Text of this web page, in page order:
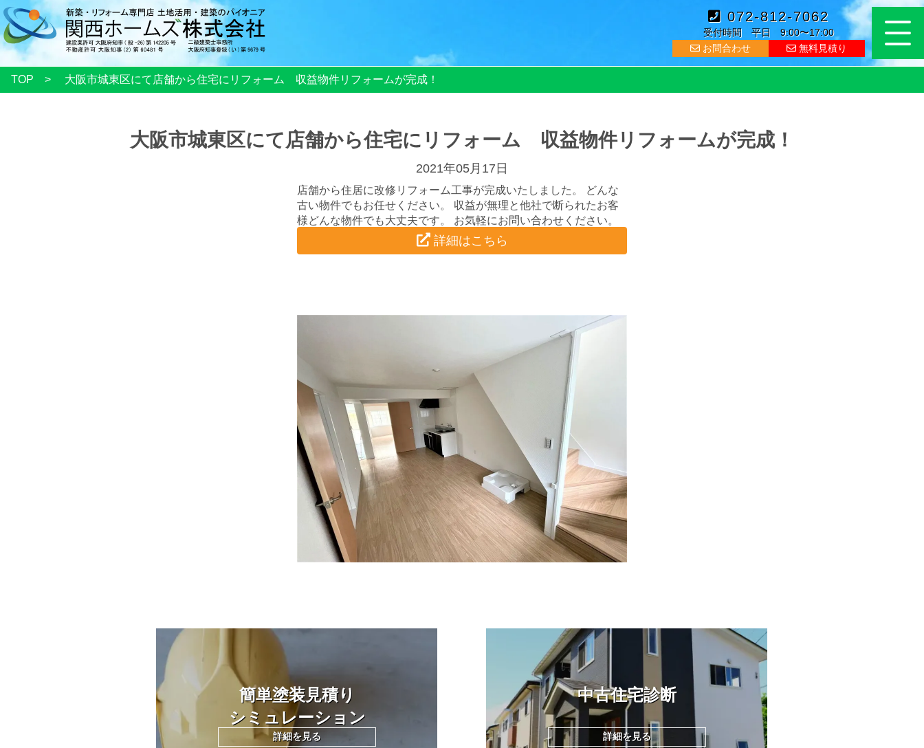
072-812-7062
受付時間 平日 9:00〜17:00
お問合わせ
無料見積り
TOP 大阪市城東区にて店舗から住宅にリフォーム 収益物件リフォームが完成！
大阪市城東区にて店舗から住宅にリフォーム 収益物件リフォームが完成！
2021年05月17日
店舗から住居に改修リフォーム工事が完成いたしました。 どんな
古い物件でもお任せください。 収益が無理と他社で断られたお客
様どんな物件でも大丈夫です。 お気軽にお問い合わせください。
詳細はこちら
簡単塗装見積り
シミュレーション
詳細を見る
中古住宅診断
詳細を見る